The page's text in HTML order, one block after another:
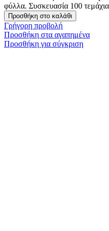
φύλλα. Συσκευασία 100
Προσθήκη στο καλάθι
Γρήγορη προβολή
Προσθήκη στα αγαπημένα
Προσθήκη για σύγκριση